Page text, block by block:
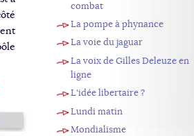
combat
La pompe à phynance
La voie du jaguar
La voix de Gilles Deleuze en
ligne
L'idée libertaire ?
Lundi matin
Mondialisme